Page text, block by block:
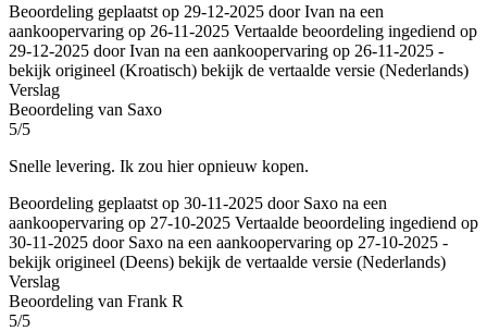
Beoordeling geplaatst op 29-12-2025 door Ivan na een
aankoopervaring op 26-11-2025 Vertaalde beoordeling ingediend op
29-12-2025 door Ivan na een aankoopervaring op 26-11-2025 -
bekijk origineel (Kroatisch) bekijk de vertaalde versie (Nederlands)
Verslag
Beoordeling van Saxo
5/5
Snelle levering. Ik zou hier opnieuw kopen.
Beoordeling geplaatst op 30-11-2025 door Saxo na een
aankoopervaring op 27-10-2025 Vertaalde beoordeling ingediend op
30-11-2025 door Saxo na een aankoopervaring op 27-10-2025 -
bekijk origineel (Deens) bekijk de vertaalde versie (Nederlands)
Verslag
Beoordeling van Frank R
5/5